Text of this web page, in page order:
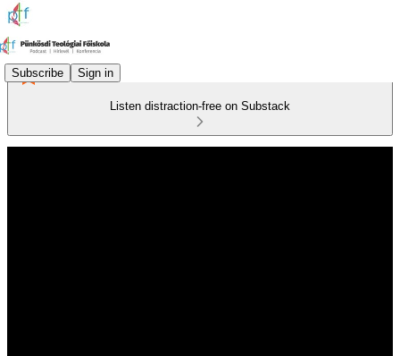
Subscribe Sign in
Listen distraction-free on Substack